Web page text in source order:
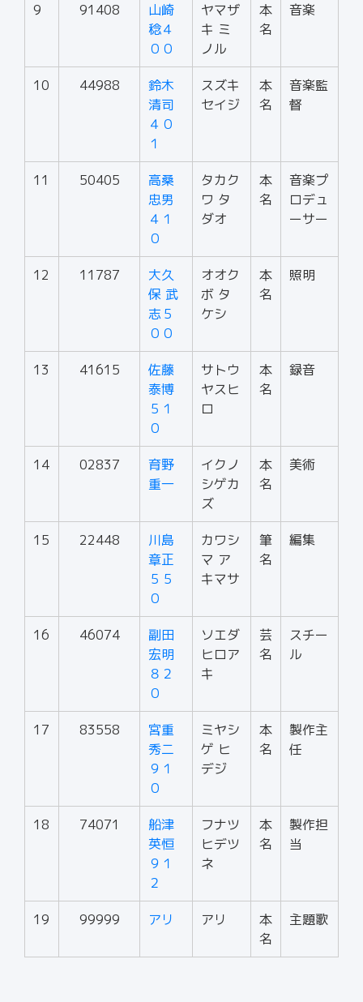
9 91408
山崎
稔４
００
ヤマザ
キ ミ
ノル
本
名
音楽
10 44988
鈴木
清司
４０
１
スズキ
セイジ
本
名
音楽監
督
11 50405
高桑
忠男
４１
０
タカク
ワ タ
ダオ
本
名
音楽プ
ロデュ
ーサー
12 11787
大久
保 武
志５
００
オオク
ボ タ
ケシ
本
名
照明
13 41615
佐藤
泰博
５１
０
サトウ
ヤスヒ
ロ
本
名
録音
14 02837
育野
重一
イクノ
シゲカ
ズ
本
名
美術
15 22448
川島
章正
５５
０
カワシ
マ ア
キマサ
筆
名
編集
16 46074
副田
宏明
８２
０
ソエダ
ヒロア
キ
芸
名
スチー
ル
17 83558
宮重
秀二
９１
０
ミヤシ
ゲ ヒ
デジ
本
名
製作主
任
18 74071
船津
英恒
９１
２
フナツ
ヒデツ
ネ
本
名
製作担
当
19 99999 アリ アリ
本
名
主題歌